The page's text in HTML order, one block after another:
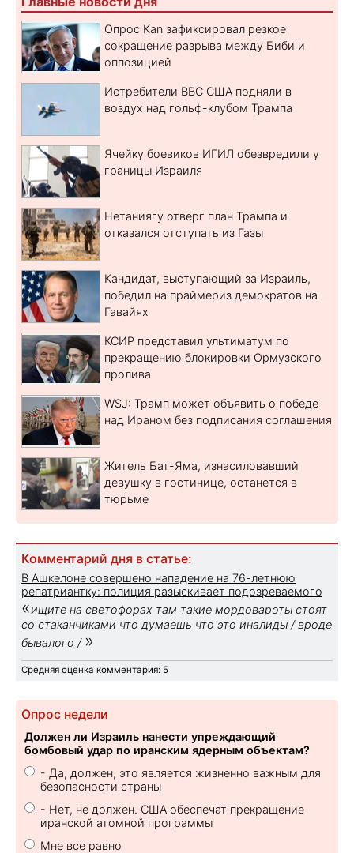
Опрос Kan зафиксировал резкое
сокращение разрыва между Биби и
оппозицией
Истребители ВВС США подняли в
воздух над гольф-клубом Трампа
Ячейку боевиков ИГИЛ обезвредили у
границы Израиля
Нетаниягу отверг план Трампа и
отказался отступать из Газы
Кандидат, выступающий за Израиль,
победил на праймериз демократов на
Гавайях
КСИР представил ультиматум по
прекращению блокировки Ормузского
пролива
WSJ: Трамп может объявить о победе
над Ираном без подписания соглашения
Житель Бат-Яма, изнасиловавший
девушку в гостинице, останется в
тюрьме
Комментарий дня в статье:
В Ашкелоне совершено нападение на 76-летнюю
репатриантку: полиция разыскивает подозреваемого
«ищите на светофорах там такие мордовароты стоят
со стаканчиками что думаешь что это иналиды / вроде
бывалого / »
Средняя оценка комментария: 5
Опрос недели
Должен ли Израиль нанести упреждающий
бомбовый удар по иранским ядерным объектам?
- Да, должен, это является жизненно важным для
безопасности страны
- Нет, не должен. США обеспечат прекращение
иранской атомной программы
Мне все равно